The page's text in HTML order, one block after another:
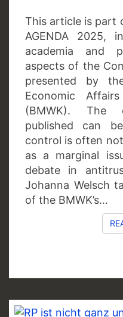
This article is part
AGENDA 2025,
academia and
aspects of the
presented by
Economic
(BMWK). The
published can
control is often
as a marginal
debate in
Johanna Welsch
of the BMWK’s…